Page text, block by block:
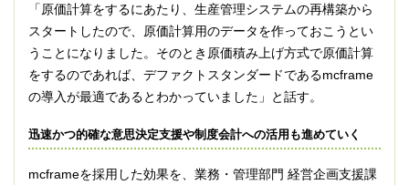
「原価計算をするにあたり、生産管理システムの再構築から
スタートしたので、原価計算用のデータを作っておこうとい
うことになりました。そのとき原価積み上げ方式で原価計算
をするのであれば、デファクトスタンダードであるmcframe
の導入が最適であるとわかっていました」と話す。
迅速かつ的確な意思決定支援や制度会計への活用も進めていく
mcframeを採用した効果を、業務・管理部門 経営企画支援課